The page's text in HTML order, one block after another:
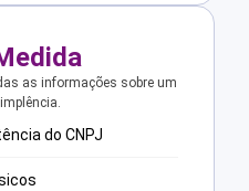
as informações sobre um
do CNPJ